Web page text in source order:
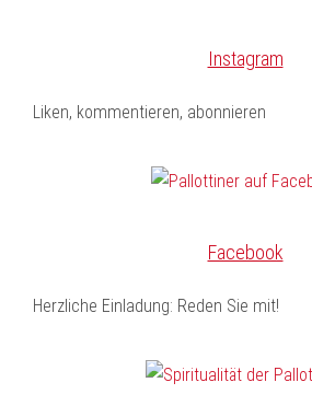
Instagram
Liken, kommentieren, abonnieren
Facebook
Herzliche Einladung: Reden Sie mit!